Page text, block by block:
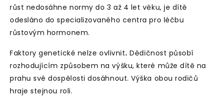
růst nedosáhne normy do 3 až 4 let věku, je dítě
odesláno do specializovaného centra pro léčbu
růstovým hormonem.
Faktorygenetické nelze ovlivnit. Dědičnost působí
rozhodujícím způsobem na výšku, které může dítě na
prahu své dospělosti dosáhnout. Výška obou rodičů
hraje stejnou roli.